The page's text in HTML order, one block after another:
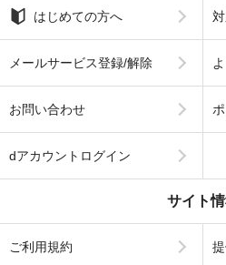
はじめての方へ
メールサービス登録/解除
お問い合わせ
dアカウントログイン
サイト
ご利用規約